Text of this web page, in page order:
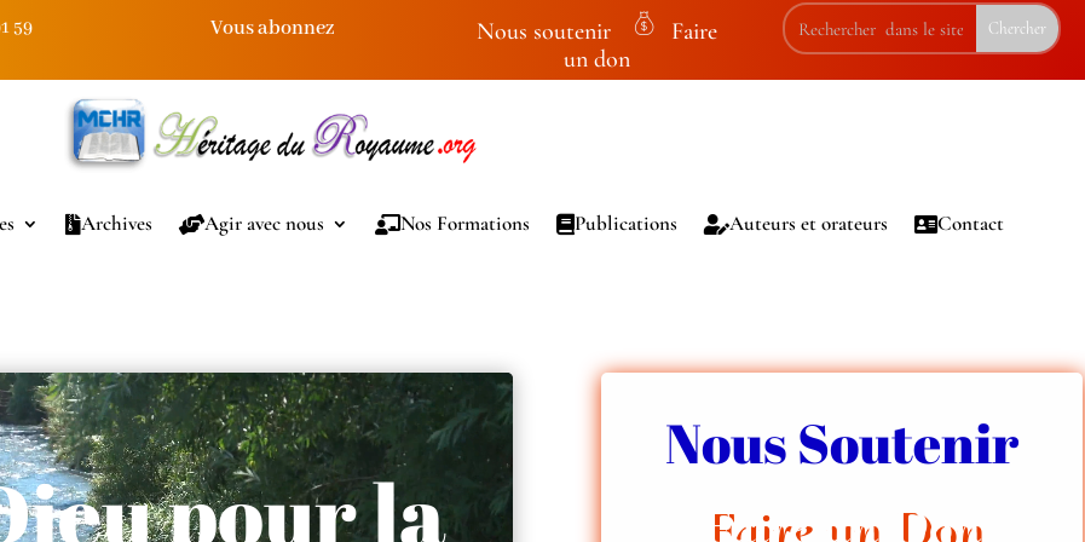
59 Vous abonnez Nous soutenir
on
on
Faire
un don
Archives Agir avec nous Nos Formations Publications Auteurs et orateurs Contact
pour la
Nous Soutenir
Faire un Don